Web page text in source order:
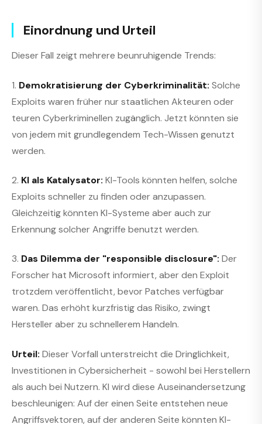
Einordnung und Urteil
Dieser Fall zeigt mehrere beunruhigende Trends:
1. Demokratisierung der Cyberkriminalität: Solche
Exploits waren früher nur staatlichen Akteuren oder
teuren Cyberkriminellen zugänglich. Jetzt könnten sie
von jedem mit grundlegendem Tech-Wissen genutzt
werden.
2. KI als Katalysator: KI-Tools könnten helfen, solche
Exploits schneller zu finden oder anzupassen.
Gleichzeitig könnten KI-Systeme aber auch zur
Erkennung solcher Angriffe benutzt werden.
3. Das Dilemma der "responsible disclosure": Der
Forscher hat Microsoft informiert, aber den Exploit
trotzdem veröffentlicht, bevor Patches verfügbar
waren. Das erhöht kurzfristig das Risiko, zwingt
Hersteller aber zu schnellerem Handeln.
Urteil: Dieser Vorfall unterstreicht die Dringlichkeit,
Investitionen in Cybersicherheit - sowohl bei Herstellern
als auch bei Nutzern. KI wird diese Auseinandersetzung
beschleunigen: Auf der einen Seite entstehen neue
Angriffsvektoren, auf der anderen Seite könnten KI-